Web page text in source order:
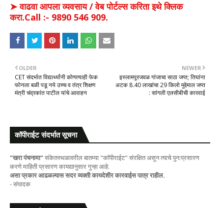
➤ वाढवा आपला व्यवसाय / वेब पोर्टल्स करिता इथे क्लिक
करा.Call :- 9890 546 909.
NEWER
इस्लामपूरजवळ गांजाचा साठा जप्त; तिघांना
अटक 8.40 लाखांचा 29 किलो मुद्देमाल जप्त
: सांगली एलसीबीची कारवाई
OLDER
CET संदर्भात विद्यार्थ्यांनी कोणत्याही फेक
फोनला बळी पडू नये उच्च व तंत्र शिक्षण
मंत्री चंद्रकांत पाटील यांचे आवाहन
कॉपीराईट संदर्भात सूचना
"खरा पंचनामा"संकेतस्थळावरील बातम्या "कॉपीराईट" संरक्षित असून त्याचे पुन:प्रसारण
करणे माहिती प्रसारण कायद्यानुसार गुन्हा आहे.
असा प्रकार आढळल्यास सदर व्यक्ती कायदेशीर कारवाईस पात्र राहील.
- संपादक